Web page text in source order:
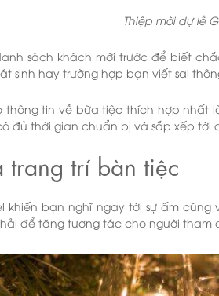
Thiệp mời dự lễ
sách khách mời trước để biết
sinh hay trường hợp bạn viết sai
thông tin về bữa tiệc thích hợp nhất
đủ thời gian chuẩn bị và sắp xếp tới
trang trí bàn tiệc
khiến bạn nghĩ ngay tới sự ấm
để tăng tương tác cho người tham